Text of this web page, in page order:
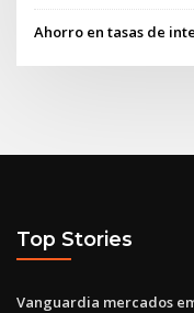
Ahorro en tasas de
Top Stories
Vanguardia mercados